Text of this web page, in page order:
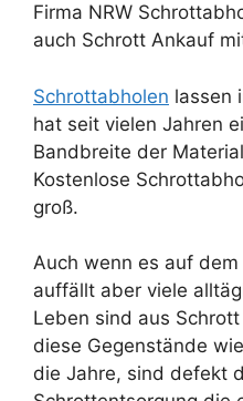
Firma NRW
auch Schrott Ankauf
Schrottabholen lassen
hat seit vielen Jahren
Bandbreite der
Kostenlose
groß.
Auch wenn es auf
auffällt aber viele
Leben sind aus
diese Gegenstände
die Jahre, sind defekt